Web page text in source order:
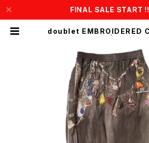
FINAL SALE START !!
doublet EMBROIDERED CHAIN